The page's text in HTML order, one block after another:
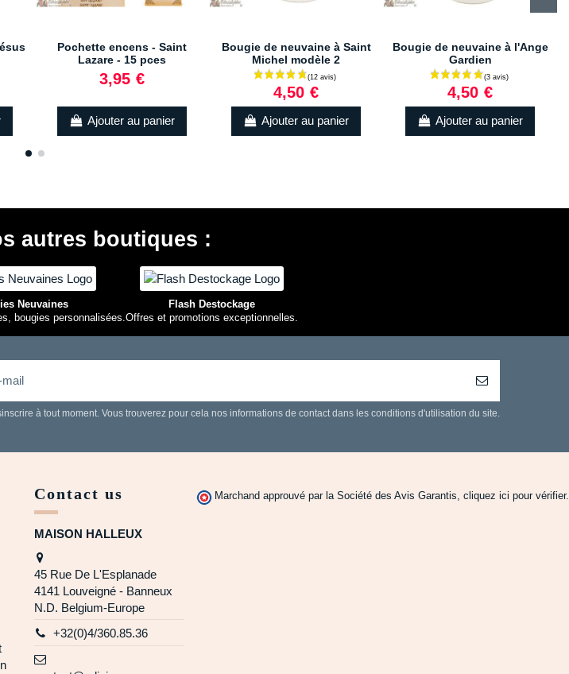
(1 avis)
Pochette encens - Saint
Lazare - 15 pces
3,95 €
Ajouter au panier
Bougie de neuvaine à Saint
Michel modèle 2
4,50 €
Ajouter au panier
Bougie de neuvaine à l'Ange
Gardien
4,50 €
Ajouter au panier
autres boutiques :
Neuvaines
bougies personnalisées.
Flash Destockage
Offres et promotions exceptionnelles.
à tout moment. Vous trouverez pour cela nos informations de contact dans les conditions d'utilisation du site.
Contact us
MAISON HALLEUX
45 Rue De L'Esplanade
4141 Louveigné - Banneux
N.D. Belgium-Europe
+32(0)4/360.85.36
Marchand approuvé par la Société des Avis Garantis, cliquez ici pour vérifier.